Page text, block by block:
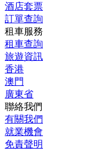
酒店套票
訂單查詢
租車服務
租車查詢
旅遊資訊
香港
澳門
廣東省
聯絡我們
有關我們
就業機會
免責聲明